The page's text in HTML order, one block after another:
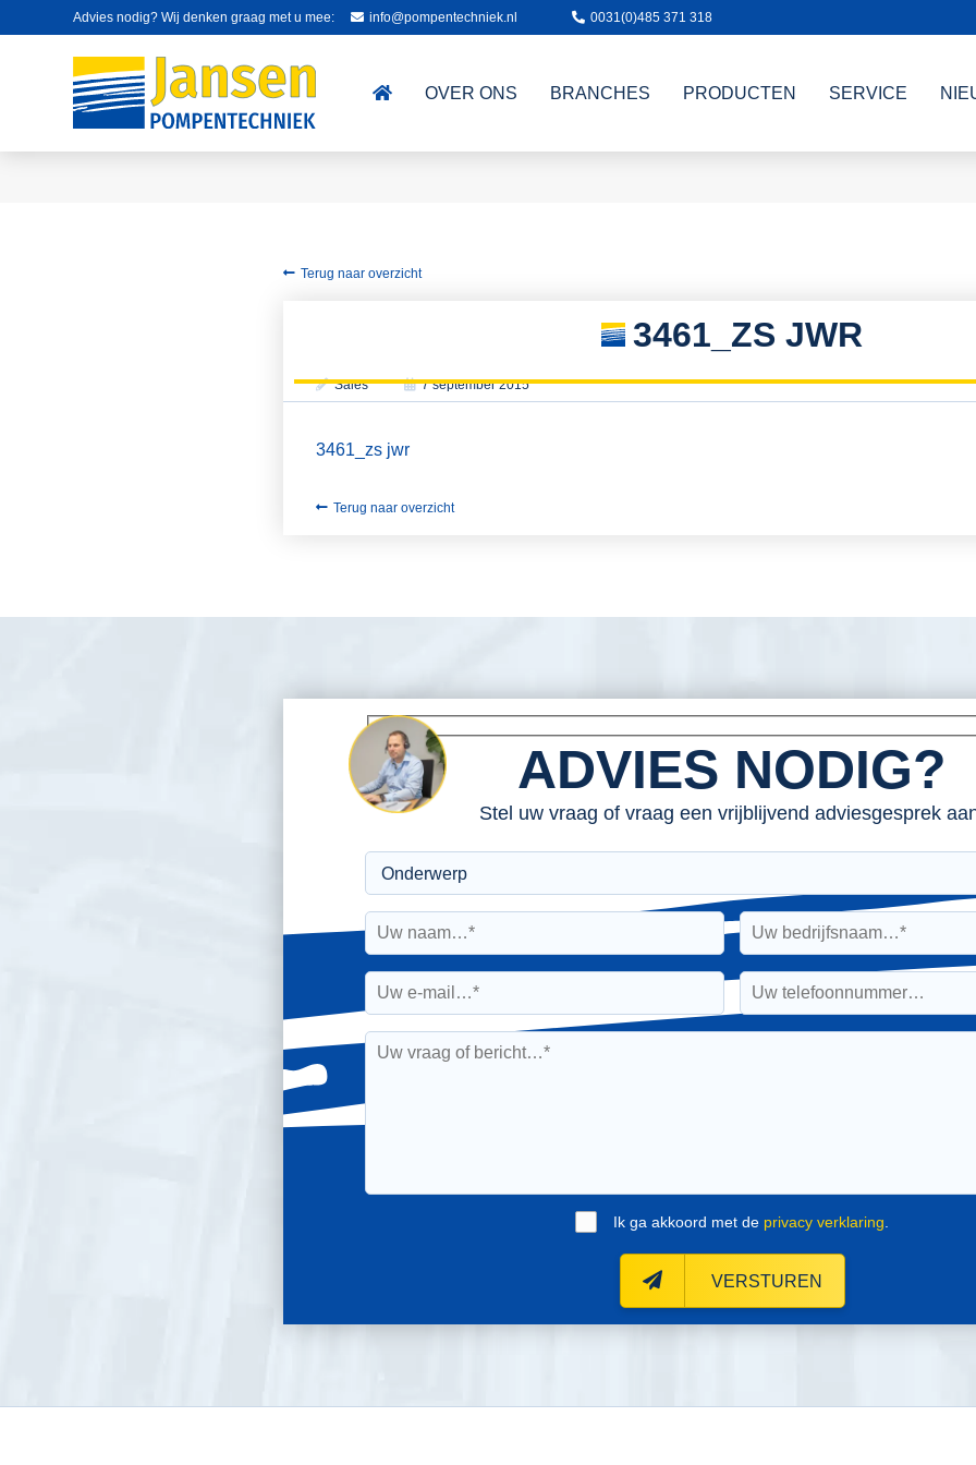
Advies nodig? Wij denken graag met u mee: info@pompentechniek.nl 0031(0)485 371 318
OVER ONS BRANCHES PRODUCTEN SERVICE
Terug naar overzicht
3461_ZS JWR
Sales 7 september 2015
3461_zs jwr
Terug naar overzicht
ADVIES NODIG?
Stel uw vraag of vraag een vrijblijvend adviesgesprek
Ik ga akkoord met de privacy verklaring
VERSTUREN